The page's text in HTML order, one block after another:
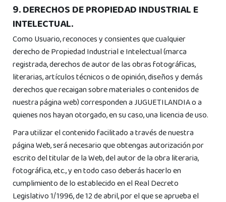
9. DERECHOS DE PROPIEDAD INDUSTRIAL E
INTELECTUAL.
Como Usuario, reconoces y consientes que cualquier
derecho de Propiedad Industrial e Intelectual (marca
registrada, derechos de autor de las obras fotográficas,
literarias, artículos técnicos o de opinión, diseños y demás
derechos que recaigan sobre materiales o contenidos de
nuestra página web) corresponden a JUGUETILANDIA o a
quienes nos hayan otorgado, en su caso, una licencia de uso.
Para utilizar el contenido facilitado a través de nuestra
página Web, será necesario que obtengas autorización por
escrito del titular de la Web, del autor de la obra literaria,
fotográfica, etc., y en todo caso deberás hacerlo en
cumplimiento de lo establecido en el Real Decreto
Legislativo 1/1996, de 12 de abril, por el que se aprueba el